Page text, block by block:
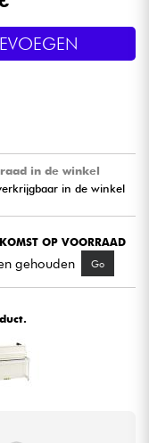
in de winkel
in de winkel
OP VOORRAAD
gehouden Go